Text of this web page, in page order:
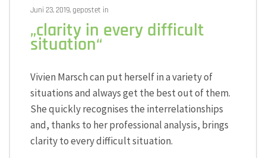
Juni 23, 2019, gepostet in
„clarity in every difficult
situation“
Vivien Marsch can put herself in a variety of
situations and always get the best out of them.
She quickly recognises the interrelationships
and, thanks to her professional analysis, brings
clarity to every difficult situation.